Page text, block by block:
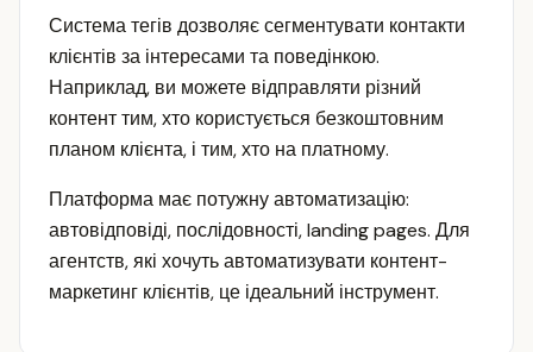
Система тегів дозволяє сегментувати контакти
клієнтів за інтересами та поведінкою.
Наприклад, ви можете відправляти різний
контент тим, хто користується безкоштовним
планом клієнта, і тим, хто на платному.
Платформа має потужну автоматизацію:
автовідповіді, послідовності, landing pages. Для
агентств, які хочуть автоматизувати контент-
маркетинг клієнтів, це ідеальний інструмент.